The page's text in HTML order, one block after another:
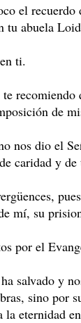
el
tu abuela
ti.
recomiendo
de
nos dio el
caridad y de
mí, su
por el
salvado y
sino por
la eternidad